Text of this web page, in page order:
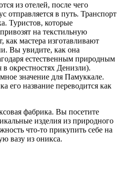
из отелей, после чего
отправляется в путь. Транспорт
Туристов, которые
на текстильную
как мастера изготавливают
Вы увидите, как она
естественным природным
окрестностях Денизли).
значение для Памуккале.
его название переводится как
фабрика. Вы посетите
изделия из природного
что-то прикупить себе на
вазу из оникса.